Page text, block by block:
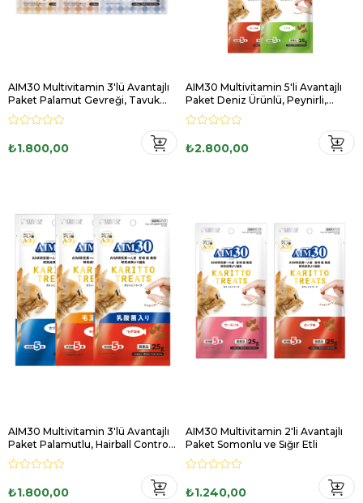
AIM30 Multivitamin 3'lü Avantajlı
Paket Palamut Gevreği, Tavuk
Fileto, Ton Balıklı Atıştırmalık
₺1.800,00
AIM30 Multivitamin 5'li Avantajlı
Paket Deniz Ürünlü, Peynirli,
Tavuk ve Balıklı, Sığır Etli, Ton
Balıklı
₺2.800,00
AIM30 Multivitamin 3'lü Avantajlı
Paket Palamutlu, Hairball Control,
Probiyotikli
₺1.800,00
AIM30 Multivitamin 2'li Avantajlı
Paket Somonlu ve Sığır Etli
₺1.240,00